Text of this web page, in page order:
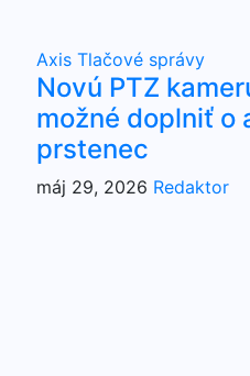
Axis Tlačové správy
Novú PTZ
možné doplniť o
prstenec
máj 29, 2026 Redaktor